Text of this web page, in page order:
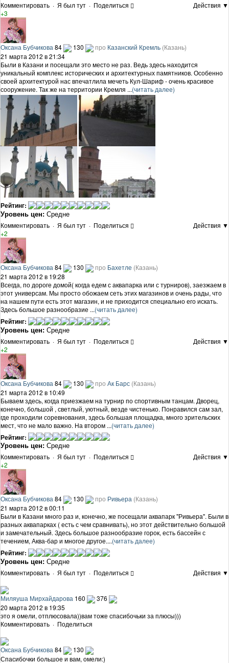
Комментировать · Я был тут · Поделиться
Действия ▼
+3
Оксана Бубчикова 84 130 про Казанский Кремль (Казань)
21 марта 2012 в 21:34
Были в Казани и посещали это место не раз. Ведь здесь находится
уникальный комплекс исторических и архитектурных памятников. Особенно
своей архитектурой нас впечатлила мечеть Кул-Шариф - очень красивое
сооружение. Так же на территории Кремля ...(читать далее)
Рейтинг:
Уровень цен: Средне
Комментировать · Я был тут · Поделиться
Действия ▼
+2
Оксана Бубчикова 84 130 про Бахетле (Казань)
21 марта 2012 в 19:28
Всегда, по дороге домой( когда едем с аквапарка или с турниров), заезжаем в
этот универсам. Мы просто обожаем сеть этих магазинов и очень рады, что
на нашем пути есть этот магазин, и не приходится специально его искать.
Здесь большое разнообразие ...(читать далее)
Рейтинг:
Уровень цен: Средне
Комментировать · Я был тут · Поделиться
Действия ▼
+2
Оксана Бубчикова 84 130 про Ак Барс (Казань)
21 марта 2012 в 10:49
Бываем здесь, когда приезжаем на турнир по спортивным танцам. Дворец,
конечно, большой , светлый, уютный, везде чистенько. Понравился сам зал,
где проходили соревнования, здесь большая площадка, много зрительских
мест, что не мало важно. На втором ...(читать далее)
Рейтинг:
Уровень цен: Средне
Комментировать · Я был тут · Поделиться
Действия ▼
+2
Оксана Бубчикова 84 130 про Ривьера (Казань)
21 марта 2012 в 00:11
Были в Казани много раз и, конечно, же посещали аквапарк "Ривьера". Были в
разных аквапарках ( есть с чем сравнивать), но этот действительно большой
и замечательный. Здесь большое разнообразие горок, есть бассейн с
течением, Аква-бар и многое другое....(читать далее)
Рейтинг:
Уровень цен: Средне
Комментировать · Я был тут · Поделиться Действия ▼
Миляуша Мирхайдарова 160
376
20 марта 2012 в 19:35
это я омели, отплюсовала))вам тоже спасибочьки за плюсы)))
Комментировать · Поделиться
Оксана Бубчикова 84
130
Спасибочки большое и вам, омели:)